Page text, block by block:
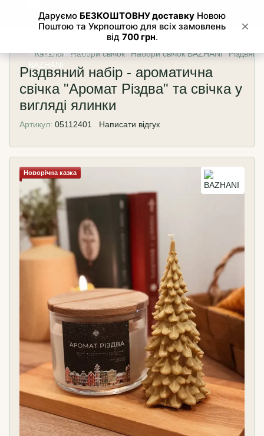
Каталог Набори свічок Набори свічок BAZHANI
Різдвяний набір - ароматична
свічка "Аромат Різдва" та свічка у
вигляді ялинки
Артикул: 05112401 Написати відгук
Новорічна казка